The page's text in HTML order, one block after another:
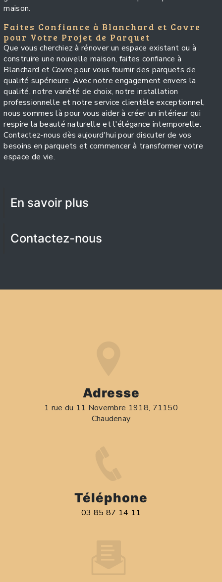
maison.
Faites Confiance à Blanchard et Covre
pour Votre Projet de Parquet
Que vous cherchiez à rénover un espace existant ou à
construire une nouvelle maison, faites confiance à
Blanchard et Covre pour vous fournir des parquets de
qualité supérieure. Avec notre engagement envers la
qualité, notre variété de choix, notre installation
professionnelle et notre service clientèle exceptionnel,
nous sommes là pour vous aider à créer un intérieur qui
respire la beauté naturelle et l'élégance intemporelle.
Contactez-nous dès aujourd'hui pour discuter de vos
besoins en parquets et commencer à transformer votre
espace de vie.
En savoir plus
Contactez-nous
Adresse
1 rue du 11 Novembre 1918, 71150
Chaudenay
Téléphone
03 85 87 14 11